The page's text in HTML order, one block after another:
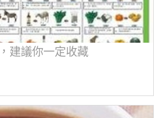
建議你一定收藏